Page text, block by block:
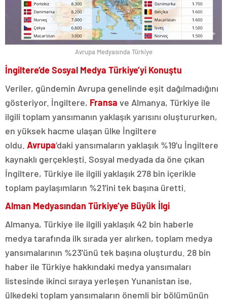
Avrupa Medyasında Türkiye
İngiltere’de Sosyal Medya Türkiye’yi Konuştu
Veriler, gündemin Avrupa genelinde eşit dağılmadığını
gösteriyor. İngiltere, Fransa ve Almanya, Türkiye ile
ilgili toplam yansımanın yaklaşık yarısını oluştururken,
en yüksek hacme ulaşan ülke İngiltere
oldu. Avrupa’daki yansımaların yaklaşık %19’u İngiltere
kaynaklı gerçekleşti. Sosyal medyada da öne çıkan
İngiltere, Türkiye ile ilgili yaklaşık 278 bin içerikle
toplam paylaşımların %21’ini tek başına üretti.
Alman Medyasından Türkiye’ye Büyük İlgi
Almanya, Türkiye ile ilgili yaklaşık 42 bin haberle
medya tarafında ilk sırada yer alırken, toplam medya
yansımalarının %23’ünü tek başına oluşturdu. 28 bin
haber ile Türkiye hakkındaki medya yansımaları
listesinde ikinci sıraya yerleşen Yunanistan ise,
ülkedeki toplam yansımaların önemli bir bölümünün